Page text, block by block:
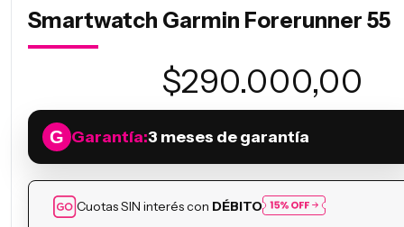
Smartwatch Garmin Forerunner 55
$290.000,00
Garantía:3 meses de garantía
Cuotas SIN interés con DÉBITO